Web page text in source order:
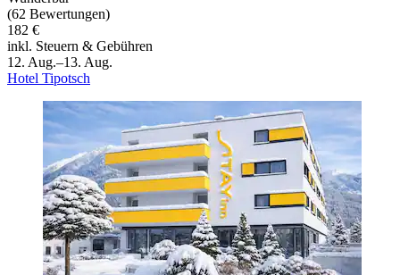
(62 Bewertungen)
182 €
inkl. Steuern & Gebühren
12. Aug.–13. Aug.
Hotel Tipotsch